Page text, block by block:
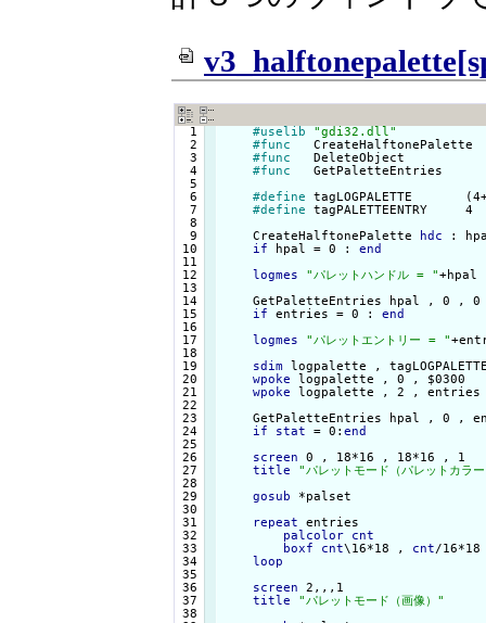
  1
  2
  3
  4
  5
  6
  7
  8
  9
10
11
12
13
14
15
16
17
18
19
20
21
22
23
24
25
26
27
28
29
30
31
32
33
34
35
36
37
38
#uselib
"gdi32.dll"
#func
#func
#func
#define
tagLOGPALETTE
#define
tagPALETTEENTRY     4
    CreateHalftonePalette
hdc
:
if
hpal = 0 : end
logmes
"パレットハンドル = "+hpal
GetPaletteEntries hpal , 0 ,
if
entries = 0 : end
logmes
"パレットエントリー = "
sdim logpalette ,
wpoke
logpalette , 0 , $0300
wpoke
logpalette , 2 , entries
GetPaletteEntries hpal , 0 ,
if
stat = 0:end
screen
0 , 18*16 , 18*16 , 1
title
"パレットモード（パレットカラ
gosub
*palset
repeat
entries
palcolor
cnt
boxf
cnt\16*18 , cnt/
loop
screen
2,,,1
title
"パレットモード（画像）"